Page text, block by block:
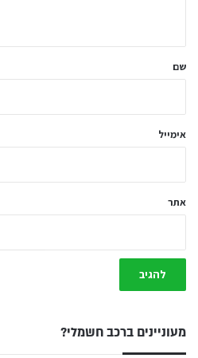
ל
שם
אימייל
אתר
מעוניינים ברכב חשמלי?